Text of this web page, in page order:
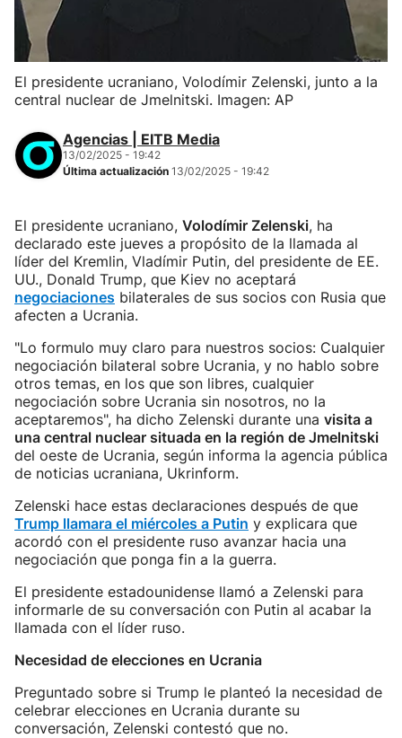
El presidente ucraniano, Volodímir Zelenski, junto a la
central nuclear de Jmelnitski. Imagen: AP
Agencias | EITB Media
13/02/2025 - 19:42
Última actualización 13/02/2025 - 19:42
El presidente ucraniano, Volodímir Zelenski, ha
declarado este jueves a propósito de la llamada al
líder del Kremlin, Vladímir Putin, del presidente de EE.
UU., Donald Trump, que Kiev no aceptará
negociaciones bilaterales de sus socios con Rusia que
afecten a Ucrania.
"Lo formulo muy claro para nuestros socios: Cualquier
negociación bilateral sobre Ucrania, y no hablo sobre
otros temas, en los que son libres, cualquier
negociación sobre Ucrania sin nosotros, no la
aceptaremos", ha dicho Zelenski durante una visita a
una central nuclear situada en la región de Jmelnitski
del oeste de Ucrania, según informa la agencia pública
de noticias ucraniana, Ukrinform.
Zelenski hace estas declaraciones después de que
Trump llamara el miércoles a Putin y explicara que
acordó con el presidente ruso avanzar hacia una
negociación que ponga fin a la guerra.
El presidente estadounidense llamó a Zelenski para
informarle de su conversación con Putin al acabar la
llamada con el líder ruso.
Necesidad de elecciones en Ucrania
Preguntado sobre si Trump le planteó la necesidad de
celebrar elecciones en Ucrania durante su
conversación, Zelenski contestó que no.